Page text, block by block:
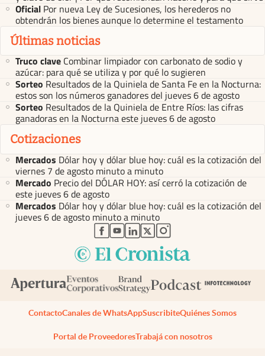
Oficial Por nueva Ley de Sucesiones, los herederos no
obtendrán los bienes aunque lo determine el testamento
Últimas noticias
Truco clave Combinar limpiador con carbonato de sodio y
azúcar: para qué se utiliza y por qué lo sugieren
Sorteo Resultados de la Quiniela de Santa Fe en la Nocturna:
estos son los números ganadores del jueves 6 de agosto
Sorteo Resultados de la Quiniela de Entre Ríos: las cifras
ganadoras en la Nocturna este jueves 6 de agosto
Cotizaciones
Mercados Dólar hoy y dólar blue hoy: cuál es la cotización del
viernes 7 de agosto minuto a minuto
Mercado Precio del DÓLAR HOY: así cerró la cotización de
este jueves 6 de agosto
Mercados Dólar hoy y dólar blue hoy: cuál es la cotización del
jueves 6 de agosto minuto a minuto
abre en nueva pestaña
abre en nueva pestaña
abre en nueva pestaña
abre en nueva pestaña
abre en nueva pestaña
ContactoCanales de WhatsAppSuscribiteQuiénes Somos
Portal de ProveedoresTrabajá con nosotros